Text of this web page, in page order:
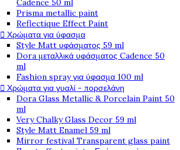
Cadence 50 ml
Prisma metallic paint
Reflectique Effect Paint
 Χρώματα για ύφασμα
Style Matt υφάσματος 59 ml
Dora μεταλλικά υφάσματος Cadence 50
ml
Fashion spray για ύφασμα 100 ml
 Χρώματα για γυαλί - πορσελάνη
Dora Glass Metallic & Porcelain Paint 50
ml
Very Chalky Glass Decor 59 ml
Style Matt Enamel 59 ml
Mirror festival Transparent glass paint